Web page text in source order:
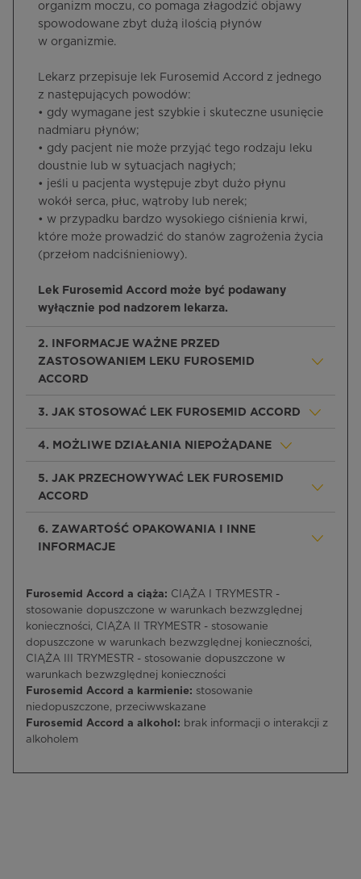
organizm moczu, co pomaga złagodzić objawy
spowodowane zbyt dużą ilością płynów
w organizmie.
Lekarz przepisuje lek Furosemid Accord z jednego
z następujących powodów:
• gdy wymagane jest szybkie i skuteczne usunięcie
nadmiaru płynów;
• gdy pacjent nie może przyjąć tego rodzaju leku
doustnie lub w sytuacjach nagłych;
• jeśli u pacjenta występuje zbyt dużo płynu
wokół serca, płuc, wątroby lub nerek;
• w przypadku bardzo wysokiego ciśnienia krwi,
które może prowadzić do stanów zagrożenia życia
(przełom nadciśnieniowy).
Lek Furosemid Accord może być podawany
wyłącznie pod nadzorem lekarza.
2. INFORMACJE WAŻNE PRZED
ZASTOSOWANIEM LEKU FUROSEMID
ACCORD
3. JAK STOSOWAĆ LEK FUROSEMID ACCORD
4. MOŻLIWE DZIAŁANIA NIEPOŻĄDANE
5. JAK PRZECHOWYWAĆ LEK FUROSEMID
ACCORD
6. ZAWARTOŚĆ OPAKOWANIA I INNE
INFORMACJE
Furosemid Accord a ciąża: CIĄŻA I TRYMESTR -
stosowanie dopuszczone w warunkach bezwzględnej
konieczności, CIĄŻA II TRYMESTR - stosowanie
dopuszczone w warunkach bezwzględnej konieczności,
CIĄŻA III TRYMESTR - stosowanie dopuszczone w
warunkach bezwzględnej konieczności
Furosemid Accord a karmienie: stosowanie
niedopuszczone, przeciwwskazane
Furosemid Accord a alkohol: brak informacji o interakcji z
alkoholem